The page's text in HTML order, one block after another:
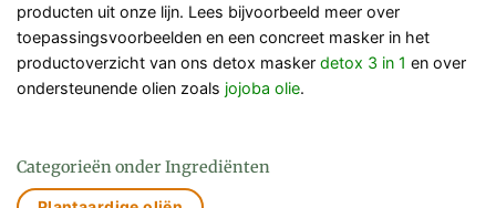
producten uit onze lijn. Lees bijvoorbeeld meer over
toepassingsvoorbeelden en een concreet masker in het
productoverzicht van ons detox masker detox 3 in 1 en over
ondersteunende olien zoals jojoba olie.
Categorieën onder Ingrediënten